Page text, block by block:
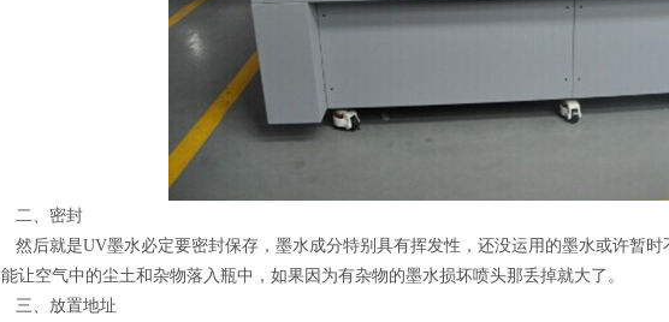
二、密封
然后就是UV墨水必定要密封保存，墨水成分特别具有挥发性，还没运用的墨水或许暂
能让空气中的尘土和杂物落入瓶中，如果因为有杂物的墨水损坏喷头那丢掉就大了。
三、放置地址